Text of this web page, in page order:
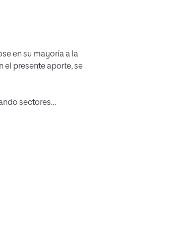
en su mayoría a la
el presente aporte, se
sectores
un denominador
para impulsar
de empleo e